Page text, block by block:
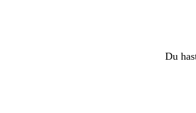
Du